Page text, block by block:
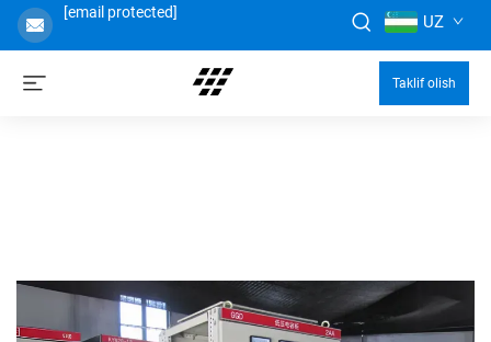
[email protected] UZ
Taklif olish